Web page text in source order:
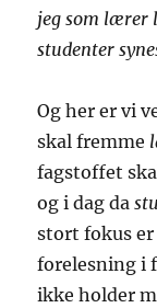
jeg som lærer
studenter
Og her er vi
skal fremme
fagstoffet
og i dag da
stort fokus er
forelesning i
ikke holder